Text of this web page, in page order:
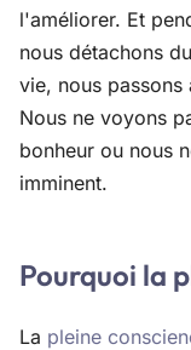
l'améliorer. Et
nous détachons
vie, nous
Nous ne voyons
bonheur ou nous
imminent.
Pourquoi la
La pleine